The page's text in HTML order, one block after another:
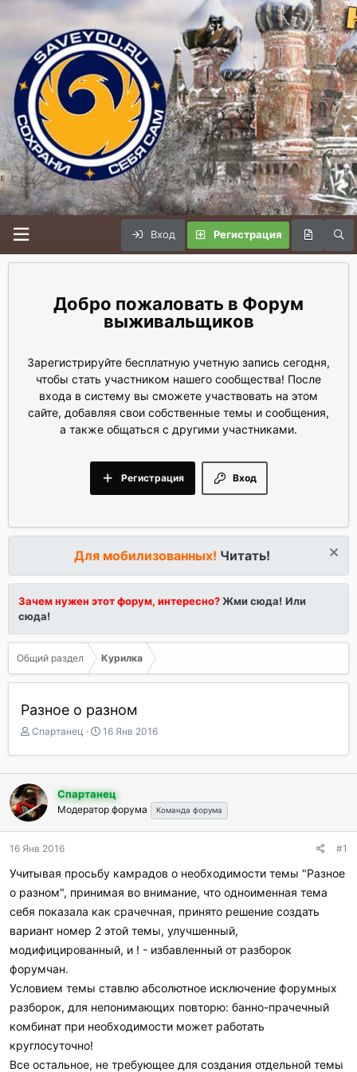
Вход Регистрация
Форум
выживальщиков
Зарегистрируйте бесплатную учетную запись сегодня,
чтобы стать участником нашего сообщества! После
входа в систему вы сможете участвовать на этом
сайте, добавляя свои собственные темы и сообщения,
а также общаться с другими участниками.
Вход
Регистрация
Для мобилизованных! Читать!
Зачем нужен этот форум, интересно?Жми сюда! Или
сюда!
Общий раздел Курилка
Разное о разном
А
т
о
р
т
е
м
ы
Спартанец
Д
т
а
н
а
ч
а
16 Янв 2016
Спартанец
Модератор форума Команда форума
16 Янв 2016 #1
Учитывая просьбу камрадов о необходимости темы "Разное
о разном", принимая во внимание, что одноименная тема
себя показала как срачечная, принято решение создать
вариант номер 2 этой темы, улучшенный,
модифицированный, и ! - избавленный от разборок
форумчан.
Условием темы ставлю абсолютное исключение форумных
разборок, для непонимающих повторю: банно-прачечный
комбинат при необходимости может работать
круглосуточно!
Все остальное, не требующее для создания отдельной темы